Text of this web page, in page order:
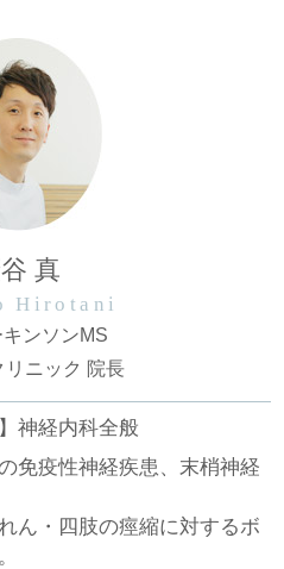
真
Hirotani
ンソンMS
リニック 院長
神経内科全般
免疫性神経疾患、末梢神経
ん・四肢の痙縮に対するボ